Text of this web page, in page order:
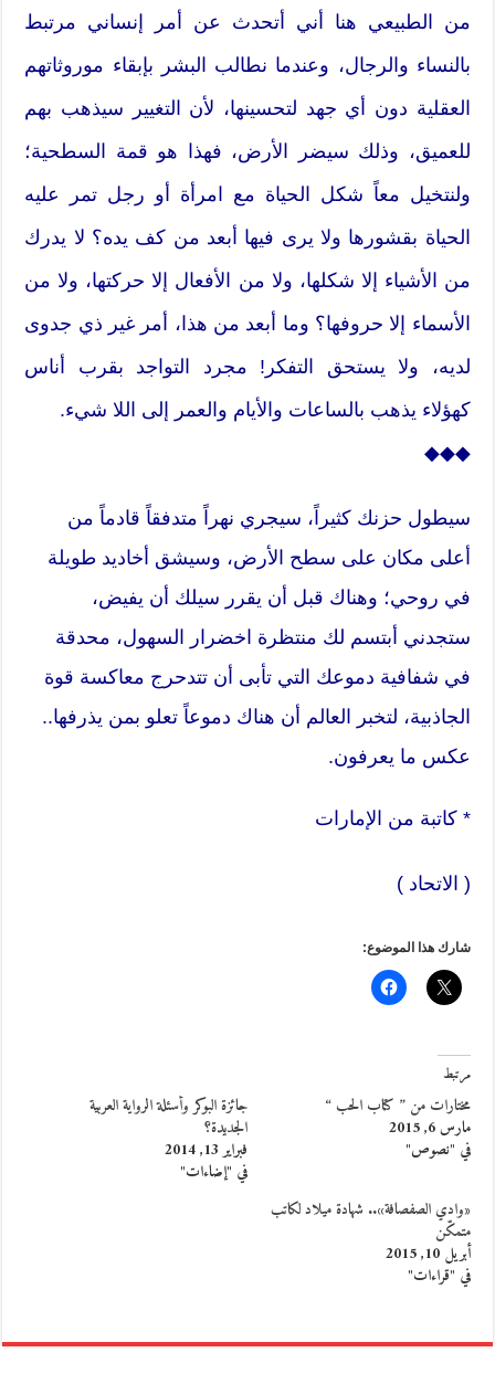
من الطبيعي هنا أني أتحدث عن أمر إنساني مرتبط
بالنساء والرجال، وعندما نطالب البشر بإبقاء موروثاتهم
العقلية دون أي جهد لتحسينها، لأن التغيير سيذهب بهم
للعميق، وذلك سيضر الأرض، فهذا هو قمة السطحية؛
ولنتخيل معاً شكل الحياة مع امرأة أو رجل تمر عليه
الحياة بقشورها ولا يرى فيها أبعد من كف يده؟ لا يدرك
من الأشياء إلا شكلها، ولا من الأفعال إلا حركتها، ولا من
الأسماء إلا حروفها؟ وما أبعد من هذا، أمر غير ذي جدوى
لديه، ولا يستحق التفكر! مجرد التواجد بقرب أناس
كهؤلاء يذهب بالساعات والأيام والعمر إلى اللا شيء.
◆◆◆
سيطول حزنك كثيراً، سيجري نهراً متدفقاً قادماً من
أعلى مكان على سطح الأرض، وسيشق أخاديد طويلة
في روحي؛ وهناك قبل أن يقرر سيلك أن يفيض،
ستجدني أبتسم لك منتظرة اخضرار السهول، محدقة
في شفافية دموعك التي تأبى أن تتدحرج معاكسة قوة
الجاذبية، لتخبر العالم أن هناك دموعاً تعلو بمن يذرفها..
عكس ما يعرفون.
* كاتبة من الإمارات
( الاتحاد )
شارك هذا الموضوع:
مرتبط
مختارات من ” كتاب الحب “
مارس 6, 2015
في "نصوص"
جائزة البوكر وأسئلة الرواية العربية
الجديدة؟
فبراير 13, 2014
في "إضاءات"
«وادي الصفصافة».. شهادة ميلاد لكاتب
متمكّن
أبريل 10, 2015
في "قراءات"